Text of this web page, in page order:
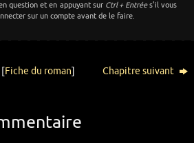
question et en appuyant sur Ctrl + Entrées’il vous
sur un compte avant de le faire.
[Fiche du roman] Chapitre suivant